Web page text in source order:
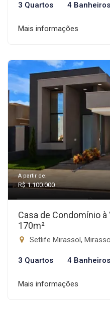
3 Quartos 4 Banheiros
Mais informações
A partir de:
R$ 1.100.000
Casa de Condomínio
170m²
Setlife Mirassol,
3 Quartos 4 Banheiros
Mais informações